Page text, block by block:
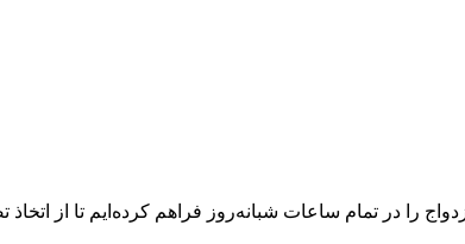
را در تمام ساعات شبانه‌روز فراهم کرده‌ایم تا از